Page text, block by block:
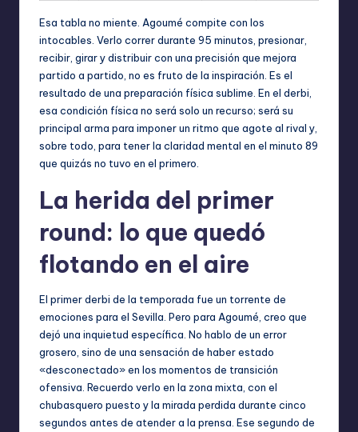
Esa tabla no miente. Agoumé compite con los
intocables. Verlo correr durante 95 minutos, presionar,
recibir, girar y distribuir con una precisión que mejora
partido a partido, no es fruto de la inspiración. Es el
resultado de una preparación física sublime. En el derbi,
esa condición física no será solo un recurso; será su
principal arma para imponer un ritmo que agote al rival y,
sobre todo, para tener la claridad mental en el minuto 89
que quizás no tuvo en el primero.
La herida del primer
round: lo que quedó
flotando en el aire
El primer derbi de la temporada fue un torrente de
emociones para el Sevilla. Pero para Agoumé, creo que
dejó una inquietud específica. No hablo de un error
grosero, sino de una sensación de haber estado
«desconectado» en los momentos de transición
ofensiva. Recuerdo verlo en la zona mixta, con el
chubasquero puesto y la mirada perdida durante cinco
segundos antes de atender a la prensa. Ese segundo de